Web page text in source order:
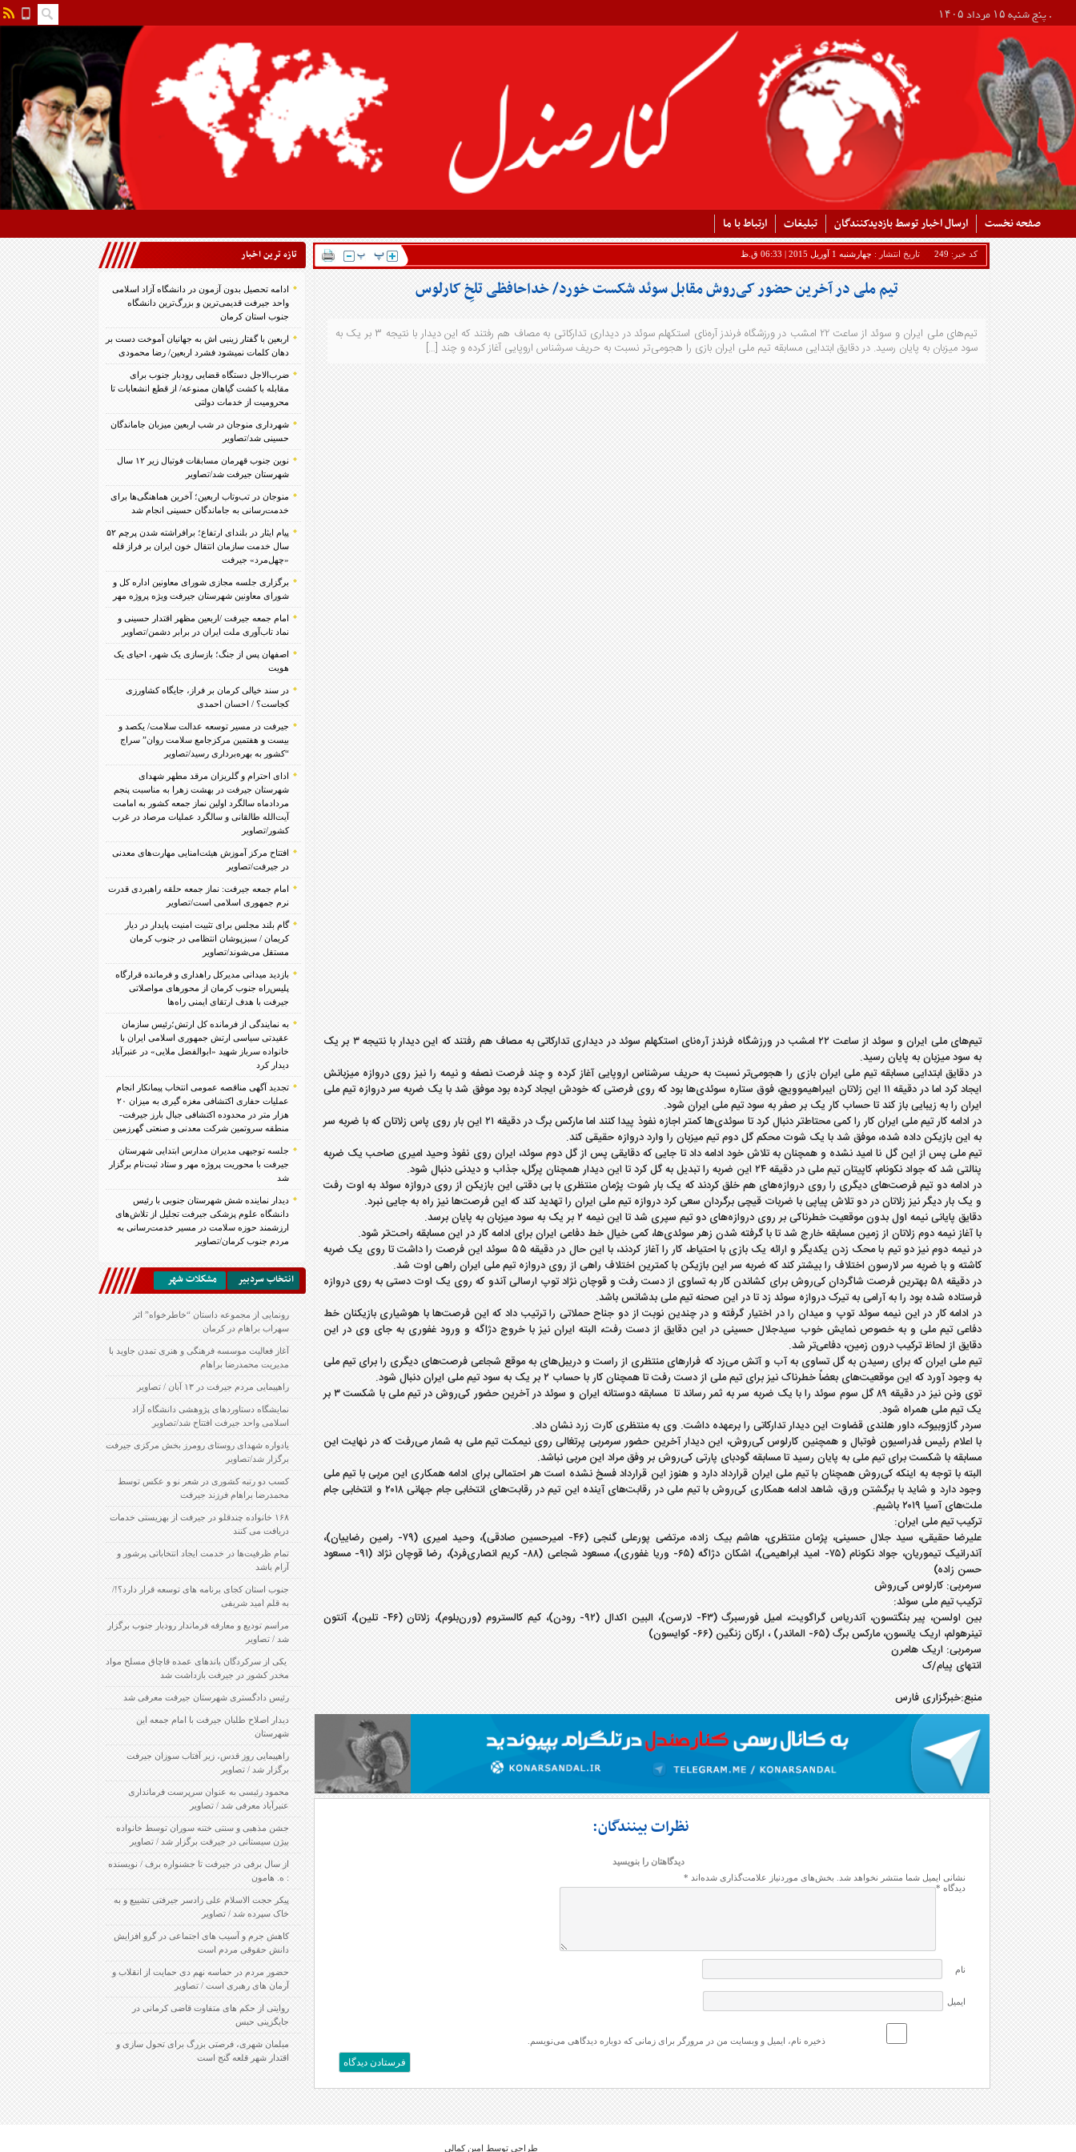
. پنج شنبه ۱۵ مرداد ۱۴۰۵
صفحه نخست ارسال اخبار توسط بازدیدکنندگان تبلیغات ارتباط با ما
کد خبر: تاریخ انتشار : چهارشنبه 1 آوریل 2015 | 06:33 ق.ظ
تیم ملی در آخرین حضور کی‌روش مقابل سوئد شکست خورد/ خداحافظی تلخِ کارلوس
تیم‌های ملی ایران و سوئد از ساعت ۲۲ امشب در ورزشگاه فرندز آره‌نای استکهلم سوئد در دیداری تدارکاتی به مصاف هم رفتند که این دیدار با نتیجه ۳ بر یک به
سود میزبان به پایان رسید. در دقایق ابتدایی مسابقه تیم ملی ایران بازی را هجومی‌تر نسبت به حریف سرشناس اروپایی آغاز کرده و چند […]
تیم‌های ملی ایران و سوئد از ساعت ۲۲ امشب در ورزشگاه فرندز آره‌نای استکهلم سوئد در دیداری تدارکاتی به مصاف هم رفتند که این دیدار با نتیجه ۳ بر یک
به سود میزبان به پایان رسید.
در دقایق ابتدایی مسابقه تیم ملی ایران بازی را هجومی‌تر نسبت به حریف سرشناس اروپایی آغاز کرده و چند فرصت نصفه و نیمه را نیز روی دروازه میزبانش
ایجاد کرد اما در دقیقه ۱۱ این زلاتان ایبراهیموویچ، فوق ستاره سوئدی‌ها بود که روی فرصتی که خودش ایجاد کرده بود موفق شد با یک ضربه سر دروازه تیم ملی
ایران را به زیبایی باز کند تا حساب کار یک بر صفر به سود تیم ملی ایران شود.
در ادامه کار تیم ملی ایران کار را کمی محتاط‌تر دنبال کرد تا سوئدی‌ها کمتر اجازه نفوذ پیدا کنند اما مارکس برگ در دقیقه ۲۱ این بار روی پاس زلاتان که با ضربه سر
به این بازیکن داده شده، موفق شد با یک شوت محکم گل دوم تیم میزبان را وارد دروازه حقیقی کند.
تیم ملی پس از این گل نا امید نشده و همچنان به تلاش خود ادامه داد تا جایی که دقایقی پس از گل دوم سوئد، ایران روی نفوذ وحید امیری صاحب یک ضربه
پنالتی شد که جواد نکونام، کاپیتان تیم ملی در دقیقه ۲۴ این ضربه را تبدیل به گل کرد تا این دیدار همچنان پرگل، جذاب و دیدنی دنبال شود.
در ادامه دو تیم فرصت‌های دیگری را روی دروازه‌های هم خلق کردند که یک بار شوت پژمان منتظری با بی دقتی این بازیکن از روی دروازه سوئد به اوت رفت
و یک بار دیگر نیز زلاتان در دو تلاش پیاپی با ضربات قیچی برگردان سعی کرد دروازه تیم ملی ایران را تهدید کند که این فرصت‌ها نیز راه به جایی نبرد.
دقایق پایانی نیمه اول بدون موقعیت خطرناکی بر روی دروازه‌های دو تیم سپری شد تا این نیمه ۲ بر یک به سود میزبان به پایان برسد.
با آغاز نیمه دوم زلاتان از زمین مسابقه خارج شد تا با گرفته شدن زهر سوئدی‌ها، کمی خیال خط دفاعی ایران برای ادامه کار در این مسابقه راحت‌تر شود.
در نیمه دوم نیز دو تیم با محک زدن یکدیگر و ارائه یک بازی با احتیاط، کار را آغاز کردند، با این حال در دقیقه ۵۵ سوئد این فرصت را داشت تا روی یک ضربه
کاشته و با ضربه سر لارسون اختلاف را بیشتر کند که ضربه سر این بازیکن با کمترین اختلاف راهی از روی دروازه تیم ملی ایران راهی اوت شد.
در دقیقه ۵۸ بهترین فرصت شاگردان کی‌روش برای کشاندن کار به تساوی از دست رفت و قوچان نژاد توپ ارسالی آندو که روی یک اوت دستی به روی دروازه
فرستاده شده بود را به آرامی به تیرک دروازه سوئد زد تا در این صحنه تیم ملی بدشانس باشد.
در ادامه کار در این نیمه سوئد توپ و میدان را در اختیار گرفته و در چندین نوبت از دو جناح حملاتی را ترتیب داد که این فرصت‌ها با هوشیاری بازیکنان خط
دفاعی تیم ملی و به خصوص نمایش خوب سیدجلال حسینی در این دقایق از دست رفت، البته ایران نیز با خروج دژاگه و ورود غفوری به جای وی در این
دقایق از لحاظ ترکیب درون زمین، دفاعی‌تر شد.
تیم ملی ایران که برای رسیدن به گل تساوی به آب و آتش می‌زد که فرارهای منتظری از راست و دریبل‌های به موقع شجاعی فرصت‌های دیگری را برای تیم ملی
به وجود آورد که این موقعیت‌های بعضاً خطرناک نیز برای تیم ملی از دست رفت تا همچنان کار با حساب ۲ بر یک به سود تیم ملی ایران دنبال شود.
توی ونن نیز در دقیقه ۸۹ گل سوم سوئد را با یک ضربه سر به ثمر رساند تا مسابقه دوستانه ایران و سوئد در آخرین حضور کی‌روش در تیم ملی با شکست ۳ بر
یک تیم ملی همراه شود.
سردر گازوبیوک، داور هلندی قضاوت این دیدار تدارکاتی را برعهده داشت. وی به منتظری کارت زرد نشان داد.
با اعلام رئیس فدراسیون فوتبال و همچنین کارلوس کی‌روش، این دیدار آخرین حضور سرمربی پرتغالی روی نیمکت تیم ملی به شمار می‌رفت که در نهایت این
مسابقه با شکست برای تیم ملی به پایان رسید تا مسابقه‌ گودبای پارتی کی‌روش بر وفق مراد این مربی نباشد.
البته با توجه به اینکه کی‌روش همچنان با تیم ملی ایران قرارداد دارد و هنوز این قرارداد فسخ نشده است هر احتمالی برای ادامه همکاری این مربی با تیم ملی
وجود دارد و شاید با برگشتن ورق، شاهد ادامه همکاری کی‌روش با تیم ملی در رقابت‌های آینده این تیم در رقابت‌های انتخابی جام جهانی ۲۰۱۸ و انتخابی جام
ملت‌های آسیا ۲۰۱۹ باشیم.
ترکیب تیم ملی ایران:
علیرضا حقیقی، سید جلال حسینی، پژمان منتظری، هاشم بیک زاده، مرتضی پورعلی گنجی (۴۶- امیرحسین صادقی)، وحید امیری (۷۹- رامین رضاییان)،
آندرانیک تیموریان، جواد نکونام (۷۵- امید ابراهیمی)، اشکان دژاگه (۶۵- وریا غفوری)، مسعود شجاعی (۸۸- کریم انصاری‌فرد)، رضا قوچان نژاد (۹۱- مسعود
حسن زاده)
سرمربی: کارلوس کی‌روش
ترکیب تیم ملی سوئد:
بین اولسن، پیر بنگتسون، آندریاس گراگویت، امیل فورسبرگ (۴۳- لارسن)، البین اکدال (۹۲- رودن)، کیم کالستروم (ورن‌بلوم)، زلاتان (۴۶- تلین)، آنتون
تینرهولم، اریک یانسون، مارکس برگ (۶۵- الماندر) ، ارکان زنگین (۶۶- کوایسون)
سرمربی: اریک هامرن
انتهای پیام/ک
منبع:خبرگزاری فارس
نظرات بینندگان:
دیدگاهتان را بنویسید
نشانی ایمیل شما منتشر نخواهد شد. بخش‌های موردنیاز علامت‌گذاری شده‌اند *
دیدگاه *
نام
ایمیل
ذخیره نام، ایمیل و وبسایت من در مرورگر برای زمانی که دوباره دیدگاهی می‌نویسم.
تازه ترين اخبار
ادامه تحصیل بدون آزمون در دانشگاه آزاد اسلامی
واحد جیرفت قدیمی‌ترین و بزرگ‌ترین دانشگاه
جنوب استان کرمان
اربعین با گفتار زینبی اش به جهانیان آموخت دست بر
دهان کلمات نمیشود فشرد اربعین/ رضا محمودی
ضرب‌الاجل دستگاه قضایی رودبار جنوب برای
مقابله با کشت گیاهان ممنوعه/ از قطع انشعابات تا
محرومیت از خدمات دولتی
شهرداری منوجان در شب اربعین میزبان جاماندگان
حسینی شد/تصاویر
نوین جنوب قهرمان مسابقات فوتبال زیر ۱۲ سال
شهرستان جیرفت شد/تصاویر
منوجان در تب‌وتاب اربعین؛ آخرین هماهنگی‌ها برای
خدمت‌رسانی به جاماندگان حسینی انجام شد
پیام ایثار در بلندای ارتفاع؛ برافراشته شدن پرچم ۵۲
سال خدمت سازمان انتقال خون ایران بر فراز قله
«چهل‌مرد» جیرفت
برگزاری جلسه مجازی شورای معاونین اداره کل و
شورای معاونین شهرستان جیرفت ویژه پروژه مهر
امام جمعه جیرفت /اربعین مظهر اقتدار حسینی و
نماد تاب‌آوری ملت ایران در برابر دشمن/تصاویر
اصفهان پس از جنگ؛ بازسازی یک شهر، احیای یک
هویت
در سند خیالی کرمان بر فراز، جایگاه کشاورزی
کجاست؟ / احسان احمدی
جیرفت در مسیر توسعه عدالت سلامت/ یکصد و
بیست و هفتمین مرکزجامع سلامت روان” سراج
“کشور به بهره‌برداری رسید/تصاویر
ادای احترام و گلریزان مرقد مطهر شهدای
شهرستان جیرفت در بهشت زهرا به مناسبت پنجم
مردادماه سالگرد اولین نماز جمعه کشور به امامت
آیت‌الله طالقانی و سالگرد عملیات مرصاد در غرب
کشور/تصاویر
افتتاح مرکز آموزش هیئت‌امنایی مهارت‌های معدنی
در جیرفت/تصاویر
امام جمعه جیرفت: نماز جمعه حلقه راهبردی قدرت
نرم جمهوری اسلامی است/تصاویر
گام بلند مجلس برای تثبیت امنیت پایدار در دیار
کریمان / سبزپوشان انتظامی در جنوب کرمان
مستقل می‌شوند/تصاویر
بازدید میدانی مدیرکل راهداری و فرمانده قرارگاه
پلیس‌راه جنوب کرمان از محورهای مواصلاتی
جیرفت با هدف ارتقای ایمنی راه‌ها
به نمایندگی از فرمانده کل ارتش؛رئیس سازمان
عقیدتی سیاسی ارتش جمهوری اسلامی ایران با
خانواده سرباز شهید «ابوالفضل ملایی» در عنبرآباد
دیدار کرد
تجدید آگهی مناقصه عمومی انتخاب پیمانکار انجام
عملیات حفاری اکتشافی مغزه گیری به میزان ۲۰
هزار متر در محدوده اکتشافی جبال بارز جیرفت-
منطقه سروتمین شرکت معدنی و صنعتی گهرزمین
جلسه توجیهی مدیران مدارس ابتدایی شهرستان
جیرفت با محوریت پروژه مهر و ستاد ثبت‌نام برگزار
شد
دیدار نماینده شش شهرستان جنوبی با رئیس
دانشگاه علوم پزشکی جیرفت تجلیل از تلاش‌های
ارزشمند حوزه سلامت در مسیر خدمت‌رسانی به
مردم جنوب کرمان/تصاویر
انتخاب سردبير مشكلات شهر
رونمایی از مجموعه داستان “خاطرخواه” اثر
سهراب براهام در کرمان
آغاز فعالیت موسسه فرهنگی و هنری تمدن جاوید با
مدیریت محمدرضا براهام
راهپیمایی مردم جیرفت در ۱۳ آبان / تصاویر
نمایشگاه دستاوردهای پژوهشی دانشگاه آزاد
اسلامی واحد جیرفت افتتاح شد/تصاویر
یادواره شهدای روستای رومرز بخش مرکزی جیرفت
برگزار شد/تصاویر
کسب دو رتبه کشوری در شعر نو و عکس توسط
محمدرضا براهام فرزند جیرفت
۱۶۸ خانواده چندقلو در جیرفت از بهزیستی خدمات
دریافت می کنند
تمام ظرفیت‌ها در خدمت ایجاد انتخاباتی پرشور و
آرام باشد
جنوب استان کجای برنامه های توسعه قرار دارد؟!/
به قلم امید شریفی
مراسم تودیع و معارفه فرماندار رودبار جنوب برگزار
شد / تصاویر
‍ یکی از سرکردگان باندهای عمده قاچاق مسلح مواد
مخدر کشور در جیرفت بازداشت شد
رئیس دادگستری شهرستان جیرفت معرفی شد
دیدار اصلاح طلبان جیرفت با امام جمعه این
شهرستان
راهپیمایی روز قدس، زیر آفتاب سوزان جیرفت
برگزار شد / تصاویر
محمود رئیسی به عنوان سرپرست فرمانداری
عنبرآباد معرفی شد / تصاویر
جشن مذهبی و سنتی ختنه سوران توسط خانواده
بیژن سیستانی در جیرفت برگزار شد / تصاویر
از سال برفی در جیرفت تا جشنواره برف / نویسنده
: ه. هامون
پیکر حجت الاسلام علی زادسر جیرفتی تشییع و به
خاک سپرده شد / تصاویر
کاهش جرم و آسیب های اجتماعی در گرو افزایش
دانش حقوقی مردم است
حضور مردم در حماسه نهم دی حمایت از انقلاب و
آرمان های رهبری است / تصاویر
روایتی از حکم های متفاوت قاضی کرمانی در
جایگزینی حبس
مبلمان شهری، فرصتی بزرگ برای تحول سازی و
اقتدار شهر قلعه گنج است
طراحی توسط امین کمالی